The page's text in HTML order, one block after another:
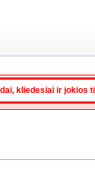
kliedesiai ir